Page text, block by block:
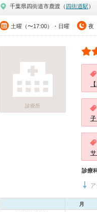
千葉県四街道市鹿渡（ 四街道駅 ）
土曜（〜17:00）・日曜 夜
診療所
サ
診療
月